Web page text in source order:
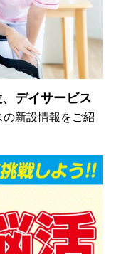
デイサービス
新設情報をご紹